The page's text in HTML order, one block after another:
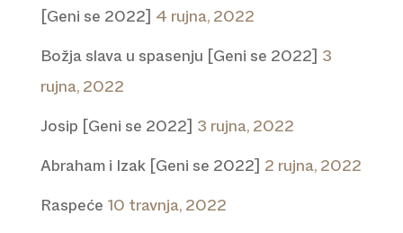
[Geni se 2022]
4 rujna, 2022
Božja slava u spasenju [Geni se 2022]
3
rujna, 2022
Josip [Geni se 2022] 3 rujna, 2022
Abraham i Izak [Geni se 2022] 2 rujna, 2022
Raspeće 10 travnja, 2022